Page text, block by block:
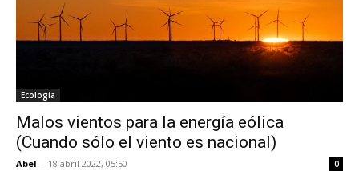
Ecología
Malos vientos para la energía eólica
(Cuando sólo el viento es nacional)
Abel - 18 abril 2022, 05:50 0